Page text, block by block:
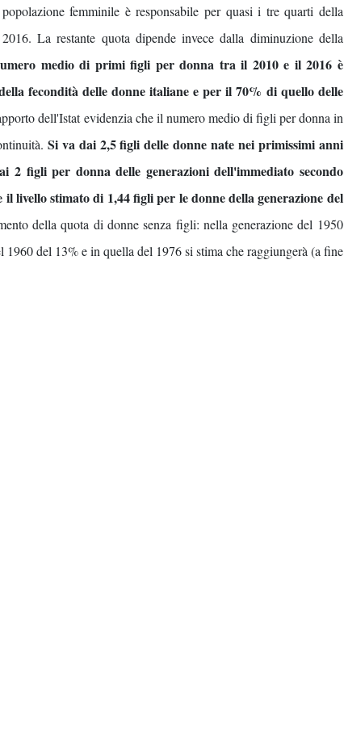
femminile è responsabile per quasi i tre quarti della
La restante quota dipende invece dalla diminuzione della
medio di primi figli per donna tra il 2010 e il 2016 è
fecondità delle donne italiane e per il 70% di quello delle
dell'Istat evidenzia che il numero medio di figli per donna in
Si va dai 2,5 figli delle donne nate nei primissimi anni
2 figli per donna delle generazioni dell'immediato secondo
livello stimato di 1,44 figli per le donne della generazione del
della quota di donne senza figli: nella generazione del 1950
1960 del 13% e in quella del 1976 si stima che raggiungerà (a fine